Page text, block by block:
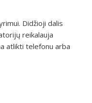
Didžioji dalis
reikalauja
atlikti telefonu arba